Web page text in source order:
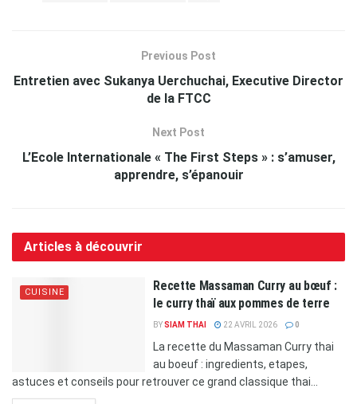
Previous Post
Entretien avec Sukanya Uerchuchai, Executive Director
de la FTCC
Next Post
L’Ecole Internationale « The First Steps » : s’amuser,
apprendre, s’épanouir
Articles à découvrir
CUISINE
Recette Massaman Curry au bœuf :
le curry thaï aux pommes de terre
BYSIAM THAI 22 AVRIL 2026 0
La recette du Massaman Curry thai
au boeuf : ingredients, etapes,
astuces et conseils pour retrouver ce grand classique thai...